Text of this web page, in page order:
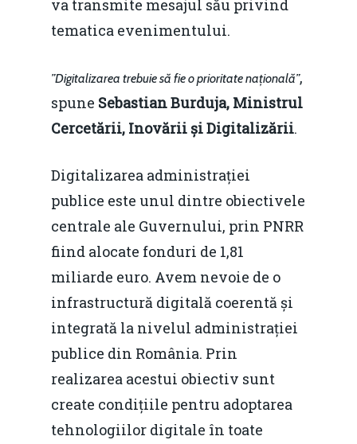
va transmite mesajul său privind
tematica evenimentului.
”Digitalizarea trebuie să fie o prioritate națională”,
spune Sebastian Burduja, Ministrul
Cercetării, Inovării și Digitalizării.
Digitalizarea administrației
publice este unul dintre obiectivele
centrale ale Guvernului, prin PNRR
fiind alocate fonduri de 1,81
miliarde euro. Avem nevoie de o
infrastructură digitală coerentă și
integrată la nivelul administrației
publice din România. Prin
realizarea acestui obiectiv sunt
create condițiile pentru adoptarea
tehnologiilor digitale în toate